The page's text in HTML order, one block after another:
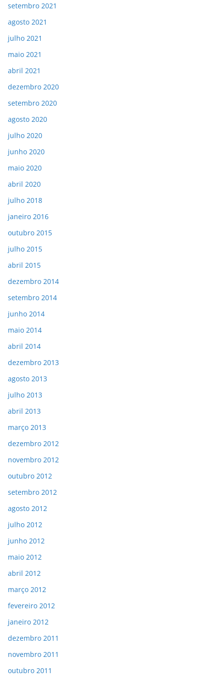
setembro 2021
agosto 2021
julho 2021
maio 2021
abril 2021
dezembro 2020
setembro 2020
agosto 2020
julho 2020
junho 2020
maio 2020
abril 2020
julho 2018
janeiro 2016
outubro 2015
julho 2015
abril 2015
dezembro 2014
setembro 2014
junho 2014
maio 2014
abril 2014
dezembro 2013
agosto 2013
julho 2013
abril 2013
março 2013
dezembro 2012
novembro 2012
outubro 2012
setembro 2012
agosto 2012
julho 2012
junho 2012
maio 2012
abril 2012
março 2012
fevereiro 2012
janeiro 2012
dezembro 2011
novembro 2011
outubro 2011